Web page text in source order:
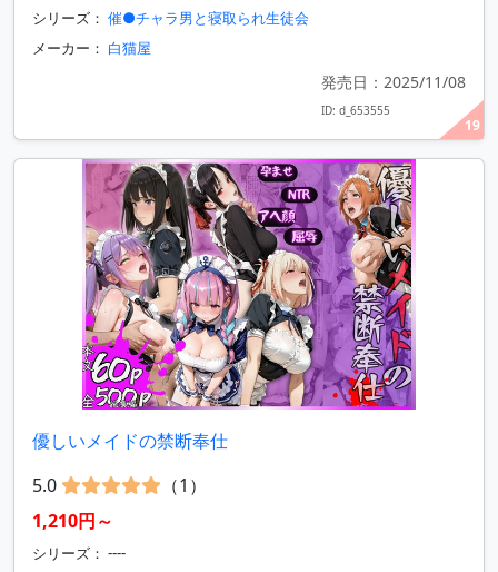
19
シリーズ： 催●チャラ男と寝取られ生徒会
メーカー： 白猫屋
発売日：2025/11/08
ID: d_653555
優しいメイドの禁断奉仕
5.0
（1）
1,210円～
シリーズ： ----